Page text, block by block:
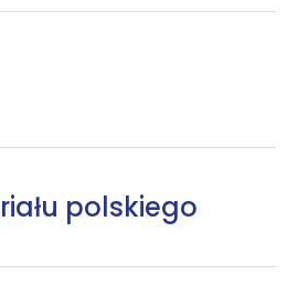
polskiego